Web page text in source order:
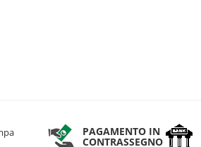
PAGAMENTO IN
CONTRASSEGNO